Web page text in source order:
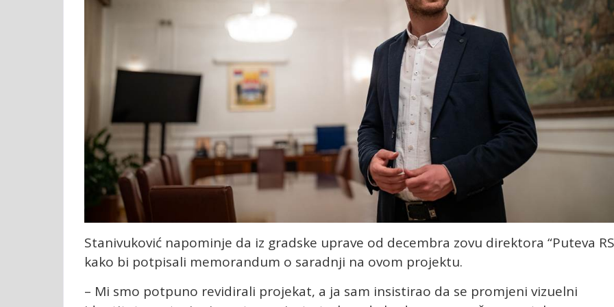
Stanivuković napominje da iz gradske uprave od decembra zovu direktora “Puteva
kako bi potpisali memorandum o saradnji na ovom projektu.
– Mi smo potpuno revidirali projekat, a ja sam insistirao da se promjeni vizuelni